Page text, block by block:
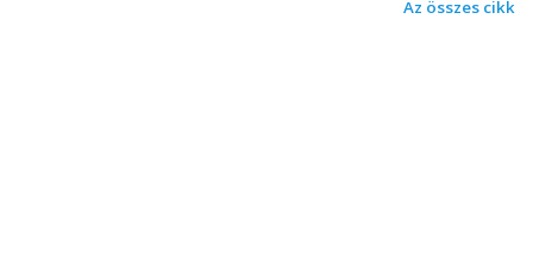
Az összes cikk